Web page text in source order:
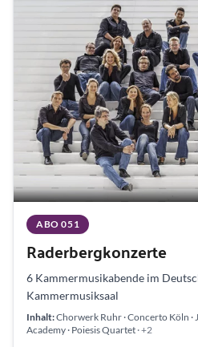
ABO 051
Raderbergkonzerte
6 Kammermusikabende im
Kammermusiksaal
Inhalt:Chorwerk Ruhr · Concerto Köln
Academy · Poiesis Quartet · +2